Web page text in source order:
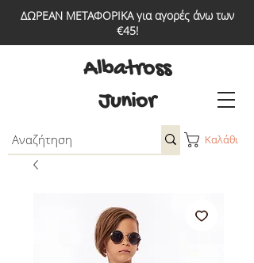
ΔΩΡΕΑΝ ΜΕΤΑΦΟΡΙΚΑ για αγορές άνω των
€45!
Καλάθι
Albatross
Junior